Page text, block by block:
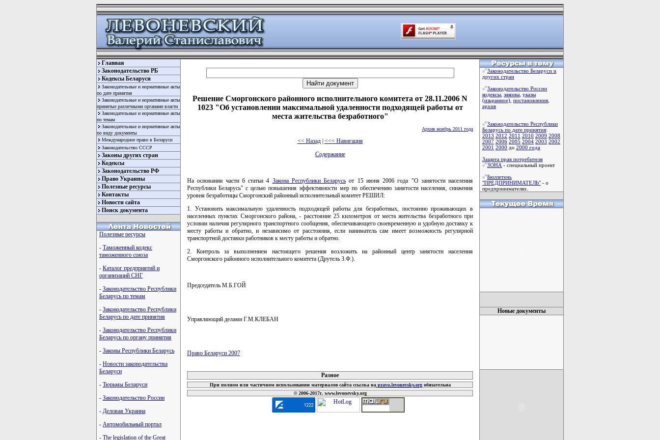
Главная
Законодательство РБ
Кодексы Беларуси
Законодательные и нормативные акты
по дате принятия
Законодательные и нормативные акты
принятые различными органами власти
Законодательные и нормативные акты
по темам
Законодательные и нормативные акты
по виду документы
Международное право в Беларуси
Законодательство СССР
Законы других стран
Кодексы
Законодательство РФ
Право Украины
Полезные ресурсы
Контакты
Новости сайта
Поиск документа
Полезные ресурсы
- Таможенный кодекс
таможенного союза
- Каталог предприятий и
организаций СНГ
- Законодательство Республики
Беларусь по темам
- Законодательство Республики
Беларусь по дате принятия
- Законодательство Республики
Беларусь по органу принятия
- Законы Республики Беларусь
- Новости законодательства
Беларуси
- Тюрьмы Беларуси
- Законодательство России
- Деловая Украина
- Автомобильный портал
- The legislation of the Great
Решение Сморгонского районного исполнительного комитета от 28.11.2006 N
1023 "Об установлении максимальной удаленности подходящей работы от
места жительства безработного"
Архив ноябрь 2011 года
<< Назад| <<< Навигация
Содержание
На основании части 6 статьи 4 Закона Республики Беларусь от 15 июня 2006 года "О занятости населения
Республики Беларусь" с целью повышения эффективности мер по обеспечению занятости населения, снижения
уровня безработицы Сморгонский районный исполнительный комитет РЕШИЛ:
1. Установить максимальную удаленность подходящей работы для безработных, постоянно проживающих в
населенных пунктах Сморгонского района, - расстояние 25 километров от места жительства безработного при
условии наличия регулярного транспортного сообщения, обеспечивающего своевременную и удобную доставку к
месту работы и обратно, и независимо от расстояния, если наниматель сам имеет возможность регулярной
транспортной доставки работников к месту работы и обратно.
2. Контроль за выполнением настоящего решения возложить на районный центр занятости населения
Сморгонского районного исполнительного комитета (Друтель З.Ф.).
Председатель М.Б.ГОЙ
Управляющий делами Г.М.КЛЕБАН
Право Беларуси 2007
Разное
При полном или частичном использовании материалов сайта ссылка наpravo.levonevsky.orgобязательна
© 2006-2017г. www.levonevsky.org
Законодательство Беларуси и
других стран
Законодательство России
кодексы законы указы
(изьранное) постановления
архив
Законодательство Республики
Беларусь по дате принятия:
2013 2012 2011 2010 2009 2008
2007 2006 2005 2004 2003 2002
2001 2000 до 2000 года
Защита прав потребителя
ЗОНА - специальный проект
Бюллетень
"ПРЕДПРИНИМАТЕЛЬ" - о
предпринимателях.
Новые документы